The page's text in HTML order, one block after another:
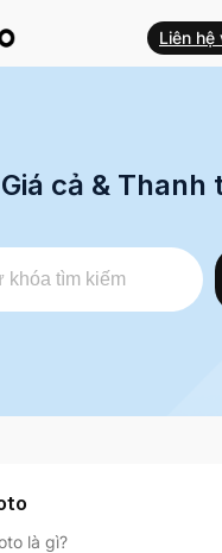
Liên hệ
Giá cả & Thanh
là gì?